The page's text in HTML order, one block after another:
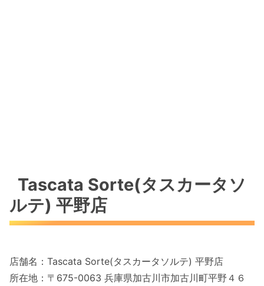
Tascata Sorte(タスカータソ
ルテ) 平野店
店舗名：Tascata Sorte(タスカータソルテ) 平野店
所在地：〒675-0063 兵庫県加古川市加古川町平野４６